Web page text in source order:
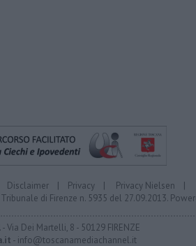
Disclaimer | Privacy | Privacy Nielsen |
di Firenze n. 5935 del 27.09.2013.
- Via Dei Martelli, 8 - 50129 FIRENZE
- info@toscanamediachannel.it